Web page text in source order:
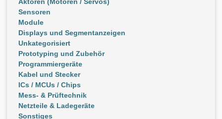
Sensoren
Module
Displays und Segmentanzeigen
Unkategorisiert
Prototyping und Zubehör
Programmiergeräte
Kabel und Stecker
ICs / MCUs / Chips
Mess- & Prüftechnik
Netzteile & Ladegeräte
Sonstiges